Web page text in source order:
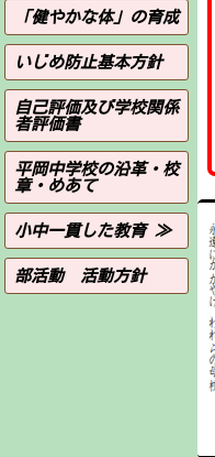
「健やかな体」の育成
いじめ防止基本方針
自己評価及び学校関係
者評価書
平岡中学校の沿革・校
章・めあて
小中一貫した教育 ≫
部活動 活動方針